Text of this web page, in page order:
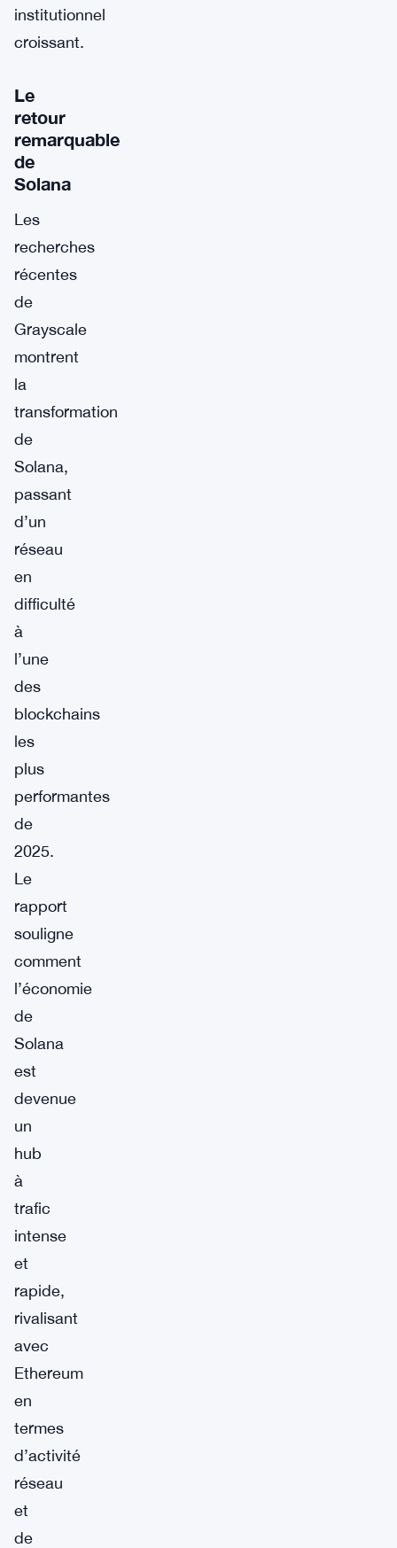
institutionnel
croissant.
Le
retour
remarquable
de
Solana
Les
recherches
récentes
de
Grayscale
montrent
la
transformation
de
Solana,
passant
d’un
réseau
en
difficulté
à
l’une
des
blockchains
les
plus
performantes
de
2025.
Le
rapport
souligne
comment
l’économie
de
Solana
est
devenue
un
hub
à
trafic
intense
et
rapide,
rivalisant
avec
Ethereum
en
termes
d’activité
réseau
et
de